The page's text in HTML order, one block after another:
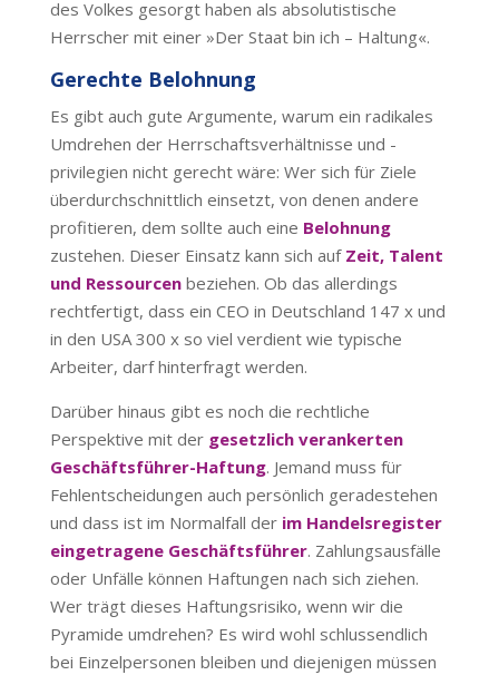
des Volkes gesorgt haben als absolutistische
Herrscher mit einer »Der Staat bin ich – Haltung«.
Gerechte Belohnung
Es gibt auch gute Argumente, warum ein radikales
Umdrehen der Herrschaftsverhältnisse und -
privilegien nicht gerecht wäre: Wer sich für Ziele
überdurchschnittlich einsetzt, von denen andere
profitieren, dem sollte auch eine Belohnung
zustehen. Dieser Einsatz kann sich auf Zeit, Talent
und Ressourcenbeziehen. Ob das allerdings
rechtfertigt, dass ein CEO in Deutschland 147 x und
in den USA 300 x so viel verdient wie typische
Arbeiter, darf hinterfragt werden.
Darüber hinaus gibt es noch die rechtliche
Perspektive mit der gesetzlich verankerten
Geschäftsführer-Haftung. Jemand muss für
Fehlentscheidungen auch persönlich geradestehen
und dass ist im Normalfall der im Handelsregister
eingetragene Geschäftsführer. Zahlungsausfälle
oder Unfälle können Haftungen nach sich ziehen.
Wer trägt dieses Haftungsrisiko, wenn wir die
Pyramide umdrehen? Es wird wohl schlussendlich
bei Einzelpersonen bleiben und diejenigen müssen